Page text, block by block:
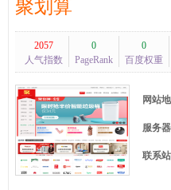
聚划算
2057
人气指数
0
PageRank
0
百度权重
网站
服务
联系站